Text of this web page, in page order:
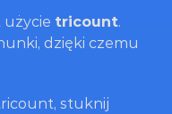
użycie tricount.
dzięki czemu